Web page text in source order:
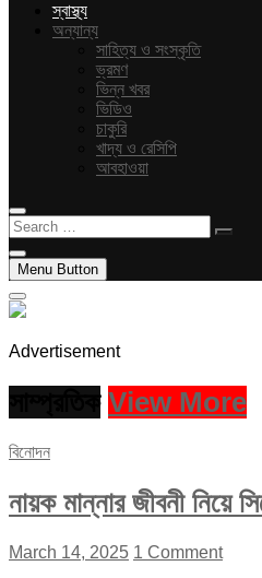
স্বাস্থ্য
অন্যান্য
সাহিত্য ও সংস্কৃতি
ভ্রমণ
ভিন্ন খবর
ভিডিও
চাকুরি
খাদ্য ও রেসিপি
আবহাওয়া
Search
…
Menu Button
Advertisement
View More
বিনোদন
নায়ক মান্নার জীবনী নিয়ে
March 14, 2025 1 Comment